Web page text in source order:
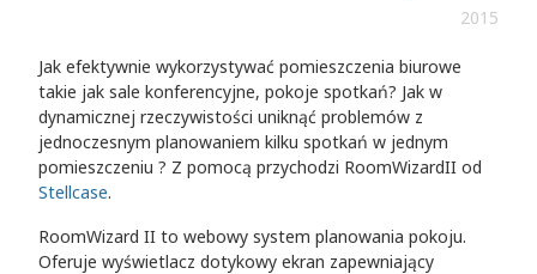
2015
Jak efektywnie wykorzystywać pomieszczenia biurowe
takie jak sale konferencyjne, pokoje spotkań? Jak w
dynamicznej rzeczywistości uniknąć problemów z
jednoczesnym planowaniem kilku spotkań w jednym
pomieszczeniu ? Z pomocą przychodzi RoomWizardII od
Stellcase.
RoomWizard II to webowy system planowania pokoju.
Oferuje wyświetlacz dotykowy ekran zapewniający